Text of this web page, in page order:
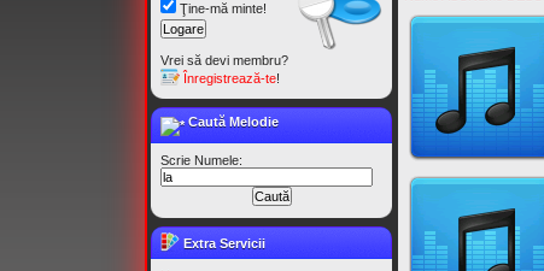
Ţine-mă minte!
Vrei să devi membru?
Înregistrează-te!
Caută Melodie
Scrie Numele:
Extra Servicii